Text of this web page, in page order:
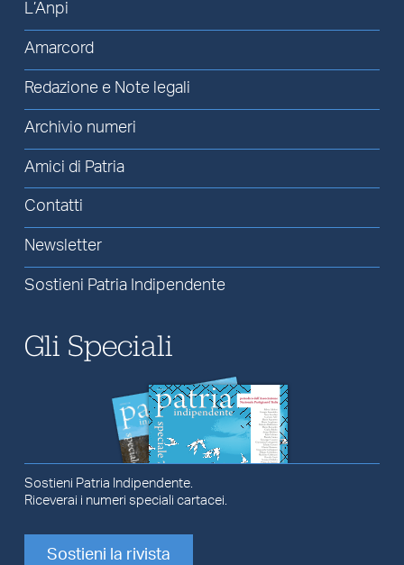
L’Anpi
Amarcord
Redazione e Note legali
Archivio numeri
Amici di Patria
Contatti
Newsletter
Sostieni Patria Indipendente
Gli Speciali
Sostieni Patria Indipendente.
Riceverai i numeri speciali cartacei.
Sostieni la rivista